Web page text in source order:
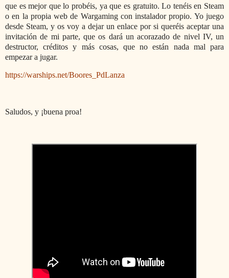
que es mejor que lo probéis, ya que es gratuito. Lo tenéis en Steam
o en la propia web de Wargaming con instalador propio. Yo juego
desde Steam, y os voy a dejar un enlace por si queréis aceptar una
invitación de mi parte, que os dará un acorazado de nivel IV, un
destructor, créditos y más cosas, que no están nada mal para
empezar a jugar.
https://warships.net/Boores_PdLanza
Saludos, y ¡buena proa!